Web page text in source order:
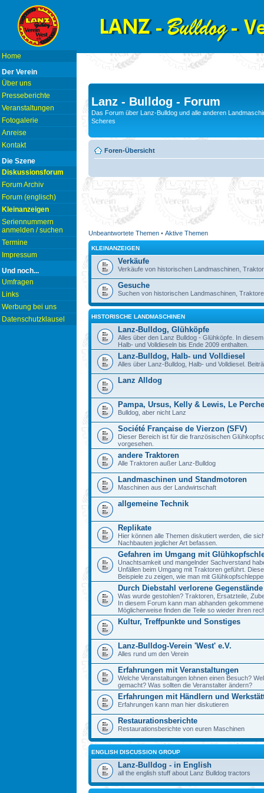
Home
Der Verein
Über uns
Presseberichte
Veranstaltungen
Fotogalerie
Anreise
Kontakt
Die Szene
Diskussionsforum
Forum Archiv
Forum (englisch)
Kleinanzeigen
Seriennummern
anmelden / suchen
Termine
Impressum
Und noch...
Umfragen
Links
Werbung bei uns
Datenschutzklausel
Lanz - Bulldog - Forum
Das Forum über Lanz-Bulldog und alle anderen
Scheres
Foren-Übersicht
Unbeantwortete Themen • Aktive Themen
KLEINANZEIGEN
Verkäufe
Verkäufe von historischen Landmaschinen,
Gesuche
Suchen von historischen Landmaschinen,
HISTORISCHE LANDMASCHINEN
Lanz-Bulldog, Glühköpfe
Alles über den Lanz Bulldog - Glühköpfe. In
Halb- und Volldieseln bis Ende 2009 enthalten.
Lanz-Bulldog, Halb- und Volldiesel
Alles über Lanz-Bulldog, Halb- und Volldiesel.
Lanz Alldog
Pampa, Ursus, Kelly & Lewis, Le
Bulldog, aber nicht Lanz
Société Française de Vierzon (SFV)
Dieser Bereich ist für die französischen
vorgesehen.
andere Traktoren
Alle Traktoren außer Lanz-Bulldog
Landmaschinen und Standmotoren
Maschinen aus der Landwirtschaft
allgemeine Technik
Replikate
Hier können alle Themen diskutiert werden, die
Nachbauten jeglicher Art befassen.
Gefahren im Umgang mit
Unachtsamkeit und mangelnder Sachverstand
Unfällen beim Umgang mit Traktoren geführt.
Beispiele zu zeigen, wie man mit
Durch Diebstahl verlorene Gegenstände
Was wurde gestohlen? Traktoren, Ersatzteile,
In diesem Forum kann man abhanden
Möglicherweise finden die Teile so wieder ihren
Kultur, Treffpunkte und Sonstiges
Lanz-Bulldog-Verein 'West' e.V.
Alles rund um den Verein
Erfahrungen mit Veranstaltungen
Welche Veranstaltungen lohnen einen Besuch?
gemacht? Was sollten die Veranstalter ändern?
Erfahrungen mit Händlern und
Erfahrungen kann man hier diskutieren
Restaurationsberichte
Restaurationsberichte von euren Maschinen
ENGLISH DISCUSSION GROUP
Lanz-Bulldog - in English
all the english stuff about Lanz Bulldog tractors